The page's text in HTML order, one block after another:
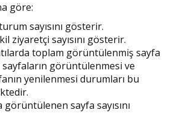
göre:
sayısını gösterir.
ziyaretçi sayısını gösterir.
toplam görüntülenmiş sayfa
sayfaların görüntülenmesi ve
yenilenmesi durumları bu
sayfa sayısını